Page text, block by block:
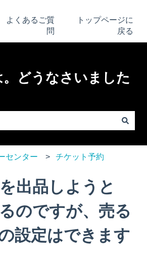
よくあるご質
問
トップページに
戻る
どうなさいました
センター チケット予約
出品しようと
のですが、売る
設定はできます